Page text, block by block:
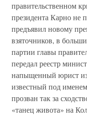
правительственном
президента Карно не
предъявил новому
взяточников, в
партии главы
передал реестр
напыщенный юрист
известный под
прозван так за
«танец живота» на